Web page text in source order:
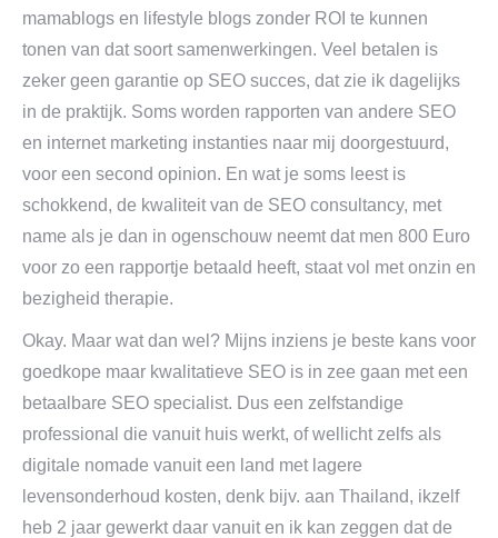
mamablogs en lifestyle blogs zonder ROI te kunnen
tonen van dat soort samenwerkingen. Veel betalen is
zeker geen garantie op SEO succes, dat zie ik dagelijks
in de praktijk. Soms worden rapporten van andere SEO
en internet marketing instanties naar mij doorgestuurd,
voor een second opinion. En wat je soms leest is
schokkend, de kwaliteit van de SEO consultancy, met
name als je dan in ogenschouw neemt dat men 800 Euro
voor zo een rapportje betaald heeft, staat vol met onzin en
bezigheid therapie.
Okay. Maar wat dan wel? Mijns inziens je beste kans voor
goedkope maar kwalitatieve SEO is in zee gaan met een
betaalbare SEO specialist. Dus een zelfstandige
professional die vanuit huis werkt, of wellicht zelfs als
digitale nomade vanuit een land met lagere
levensonderhoud kosten, denk bijv. aan Thailand, ikzelf
heb 2 jaar gewerkt daar vanuit en ik kan zeggen dat de